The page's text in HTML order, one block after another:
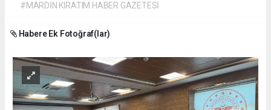
#MARDİN KIRATIM HABER GAZETESİ
Habere Ek Fotoğraf(lar)